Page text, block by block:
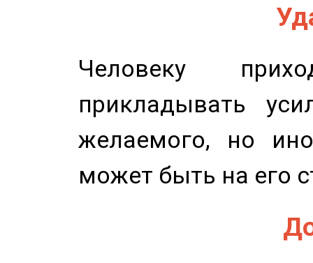
Человеку
прикладывать
желаемого, но
может быть на его